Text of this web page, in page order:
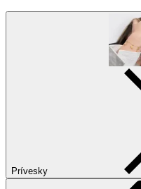
Prívesky